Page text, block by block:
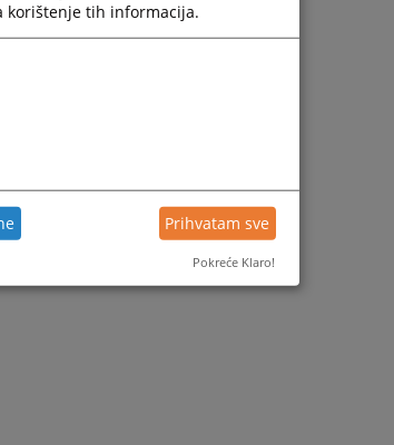
korištenje tih informacija.
Prihvatam sve
Pokreće Klaro!